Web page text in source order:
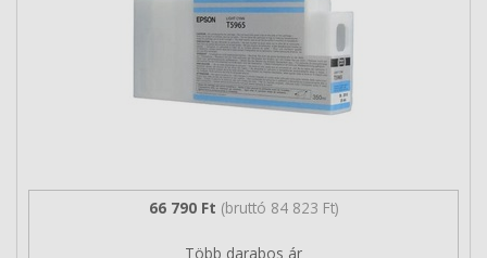
66 790 Ft (bruttó 84 823 Ft)
Több darabos ár